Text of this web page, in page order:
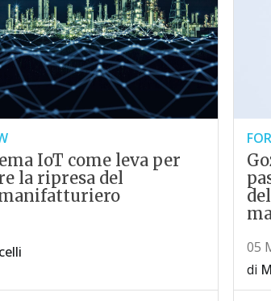
IoT come leva per
la ripresa del
05
di